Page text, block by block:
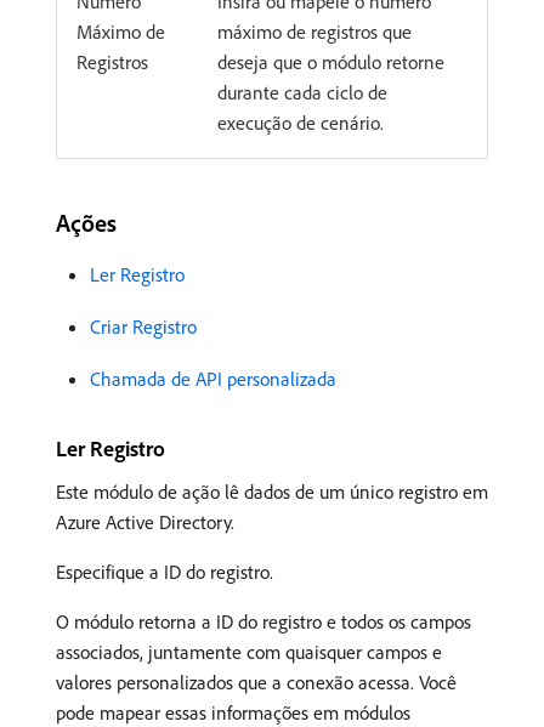
Máximo de
Registros
máximo de registros que
deseja que o módulo retorne
durante cada ciclo de
execução de cenário.
Ações
Ler Registro
Criar Registro
Chamada de API personalizada
Ler Registro
Este módulo de ação lê dados de um único registro em
Azure Active Directory.
Especifique a ID do registro.
O módulo retorna a ID do registro e todos os campos
associados, juntamente com quaisquer campos e
valores personalizados que a conexão acessa. Você
pode mapear essas informações em módulos